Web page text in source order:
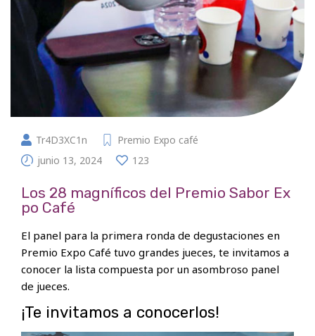
Tr4D3XC1n
Premio Expo café
junio 13, 2024
123
Los 28 magníficos del Premio Sabor Ex
po Café
El panel para la primera ronda de degustaciones en
Premio Expo Café tuvo grandes jueces, te invitamos a
conocer la lista compuesta por un asombroso panel
de jueces.
¡Te invitamos a conocerlos!